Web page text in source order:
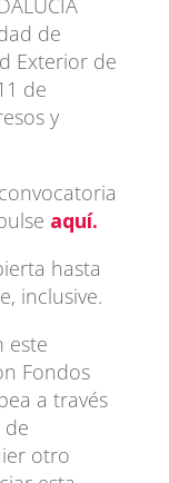
de
Exterior de
de
y
aquí.
hasta
inclusive.
este
Fondos
a través
de
otro